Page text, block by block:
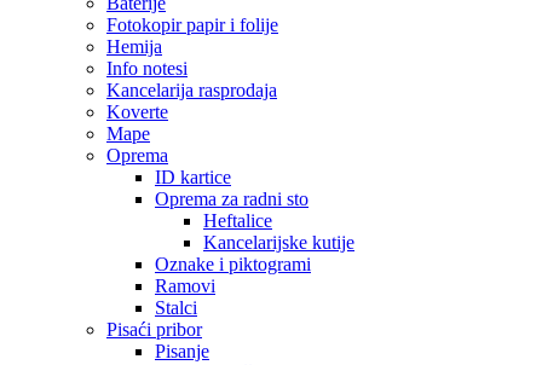
Fotokopir papir i folije
Hemija
Info notesi
Kancelarija rasprodaja
Koverte
Mape
Oprema
ID kartice
Oprema za radni sto
Heftalice
Kancelarijske kutije
Oznake i piktogrami
Ramovi
Stalci
Pisaći pribor
Pisanje